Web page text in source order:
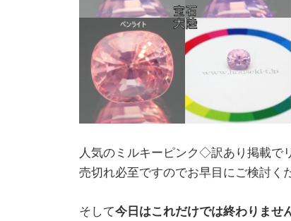
人気のミルキーピンク◇訳あり掲載で
売切れ必至ですのでお早目にご検討く
そして今日はこれだけでは終わりませ